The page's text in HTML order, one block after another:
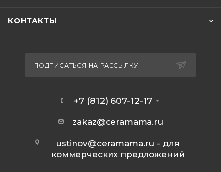
КОНТАКТЫ
ПОДПИСАТЬСЯ НА РАССЫЛКУ
+7 (812) 607-12-17
zakaz@ceramama.ru
ustinov@ceramama.ru - для
коммерческих предложений